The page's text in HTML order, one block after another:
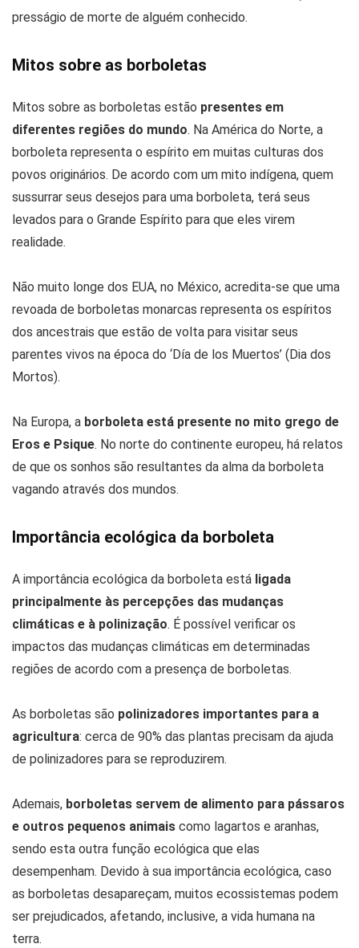
presságio de morte de alguém conhecido.
Mitos sobre as borboletas
Mitos sobre as borboletas estão presentes em
diferentes regiões do mundo. Na América do Norte, a
borboleta representa o espírito em muitas culturas dos
povos originários. De acordo com um mito indígena, quem
sussurrar seus desejos para uma borboleta, terá seus
levados para o Grande Espírito para que eles virem
realidade.
Não muito longe dos EUA, no México, acredita-se que uma
revoada de borboletas monarcas representa os espíritos
dos ancestrais que estão de volta para visitar seus
parentes vivos na época do ‘Día de los Muertos’ (Dia dos
Mortos).
Na Europa, a borboleta está presente no mito grego de
Eros e Psique. No norte do continente europeu, há relatos
de que os sonhos são resultantes da alma da borboleta
vagando através dos mundos.
Importância ecológica da borboleta
A importância ecológica da borboleta está ligada
principalmente às percepções das mudanças
climáticas e à polinização. É possível verificar os
impactos das mudanças climáticas em determinadas
regiões de acordo com a presença de borboletas.
As borboletas são polinizadores importantes para a
agricultura: cerca de 90% das plantas precisam da ajuda
de polinizadores para se reproduzirem.
Ademais, borboletas servem de alimento para pássaros
e outros pequenos animais como lagartos e aranhas,
sendo esta outra função ecológica que elas
desempenham. Devido à sua importância ecológica, caso
as borboletas desapareçam, muitos ecossistemas podem
ser prejudicados, afetando, inclusive, a vida humana na
terra.